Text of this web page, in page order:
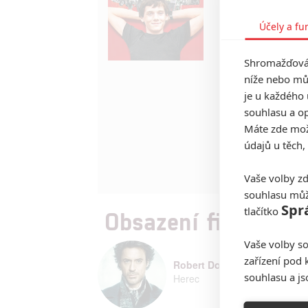
prostředí
poprvé.
nezbývá než se
tak neliší od
nejsou schopni
spásná
“kancelář” na
ohledně rodičů,
jednu
(Robert
Obsazení filmu
Robert Downey Jr.
Herec
Účely a
níže nebo
je u
souhlasu a
Máte zde
údajů u
Vaše volby
souhlasu
tlačítko
Vaše volby
zařízení pod
souhlasu a